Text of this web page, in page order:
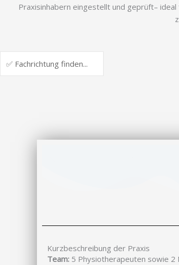
Praxisinhabern eingestellt und geprüft–
Kurzbeschreibung der Praxis
Team: 5 Physiotherapeuten sowie